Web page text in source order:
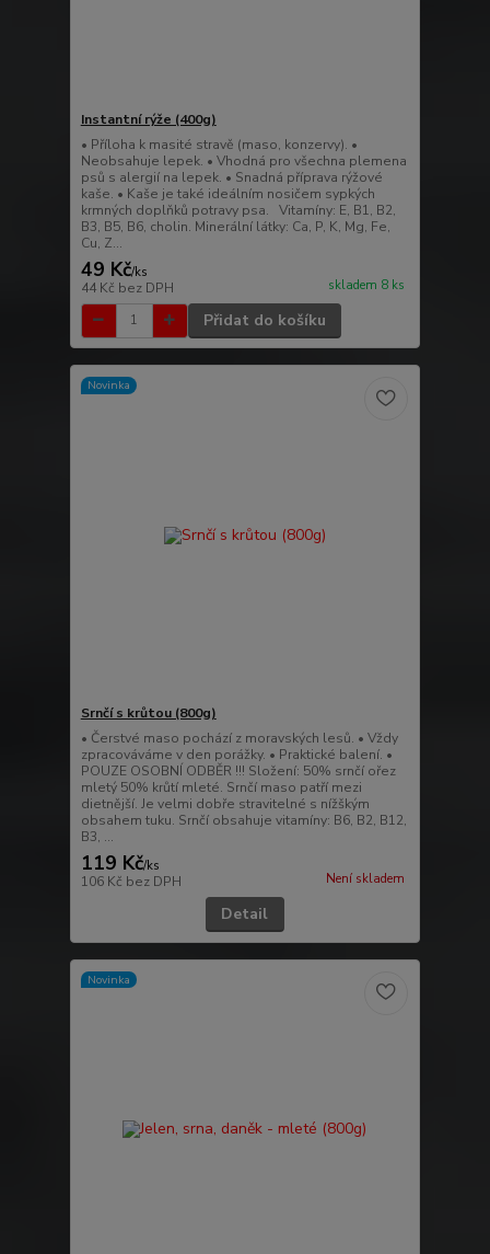
Instantní rýže (400g)
• Příloha k masité stravě (maso, konzervy). •
Neobsahuje lepek. • Vhodná pro všechna plemena
psů s alergií na lepek. • Snadná příprava rýžové
kaše. • Kaše je také ideálním nosičem sypkých
krmných doplňků potravy psa. Vitamíny: E, B1, B2,
B3, B5, B6, cholin. Minerální látky: Ca, P, K, Mg, Fe,
Cu, Z...
49 Kč/ks
44 Kč bez DPH skladem 8 ks
Přidat do košíku
Novinka
Srnčí s krůtou (800g)
• Čerstvé maso pochází z moravských lesů. • Vždy
zpracováváme v den porážky. • Praktické balení. •
POUZE OSOBNÍ ODBĚR !!! Složení: 50% srnčí ořez
mletý 50% krůtí mleté. Srnčí maso patří mezi
dietnější. Je velmi dobře stravitelné s nížškým
obsahem tuku. Srnčí obsahuje vitamíny: B6, B2, B12,
B3, ...
119 Kč/ks
106 Kč bez DPH Není skladem
Detail
Novinka